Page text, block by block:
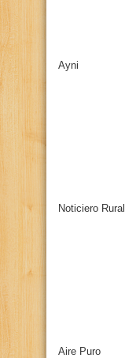
Ayni
Noticiero Rural
Aire Puro